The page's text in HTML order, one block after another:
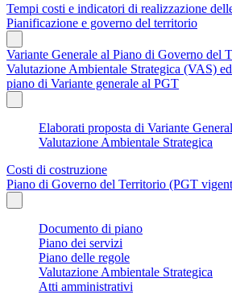
Tempi costi e indicatori di realizzazione
Pianificazione e governo del territorio
Variante Generale al Piano di Governo del
Valutazione Ambientale Strategica (VAS)
piano di Variante generale al PGT
Elaborati proposta di Variante
Valutazione Ambientale Strategica
Costi di costruzione
Piano di Governo del Territorio (PGT
Documento di piano
Piano dei servizi
Piano delle regole
Valutazione Ambientale Strategica
Atti amministrativi